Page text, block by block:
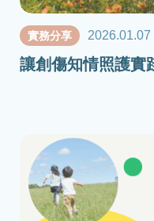
實務分享 2026.01.07
讓創傷知情照護實